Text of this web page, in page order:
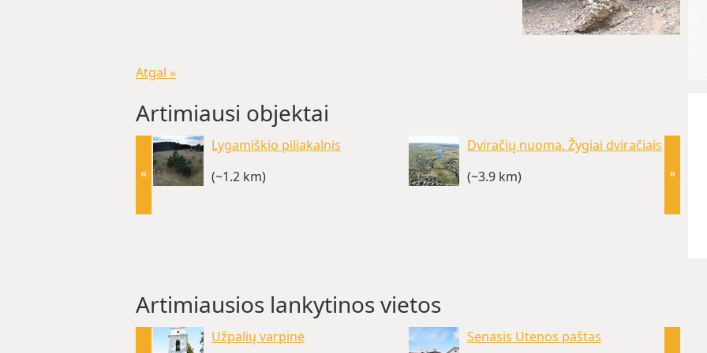
Atgal »
Artimiausi objektai
Lygamiškio piliakalnis
(~1.2 km)
Dviračių nuoma. Žygiai dviračiais
(~3.9 km)
»
«
Artimiausios lankytinos vietos
Užpalių varpinė Senasis Utenos paštas